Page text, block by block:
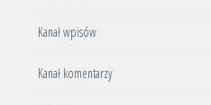
Kanał wpisów
Kanał komentarzy